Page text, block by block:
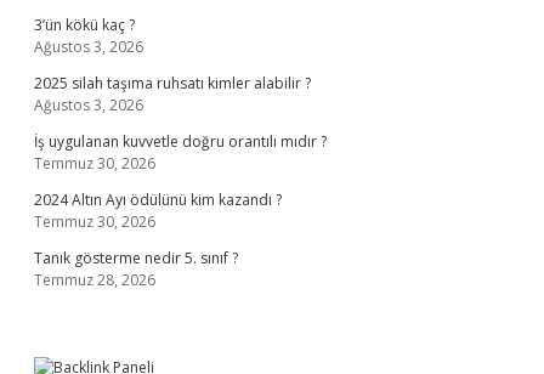
3’ün kökü kaç ?
Ağustos 3, 2026
2025 silah taşıma ruhsatı kimler alabilir ?
Ağustos 3, 2026
İş uygulanan kuvvetle doğru orantılı mıdır ?
Temmuz 30, 2026
2024 Altın Ayı ödülünü kim kazandı ?
Temmuz 30, 2026
Tanık gösterme nedir 5. sınıf ?
Temmuz 28, 2026